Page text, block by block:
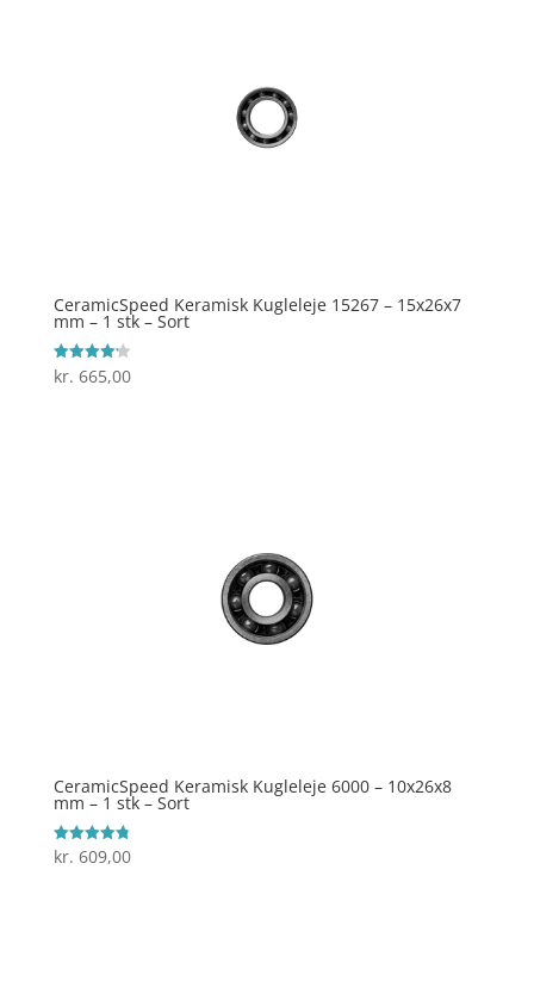
CeramicSpeed Keramisk Kugleleje 15267 – 15x26x7
mm – 1 stk – Sort
Vurderet
4.2
kr. 665,00
CeramicSpeed Keramisk Kugleleje 6000 – 10x26x8
mm – 1 stk – Sort
Vurderet
4.8
kr. 609,00